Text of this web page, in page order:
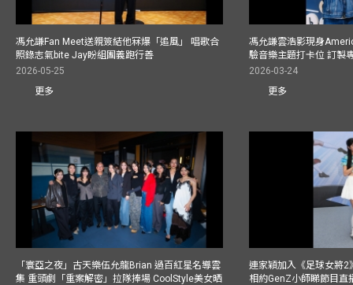
馮允謙Fan Meet送親簽結他冧爆「追風」 唱歌合
照錄志氣bite Jay盼組團義跑行善
2026-05-25
更多
馮允謙雲浩影現身
驗音樂主題打卡位 訂製
2026-03-24
更多
「寰亞之夜」古天樂伍允龍Brian 過百紅星名導雲
集 重頭劇「重案解密」拉隊捧場 CoolStyle美女晒
連家穎加入《足球女將
相約GenZ小師睇節目直